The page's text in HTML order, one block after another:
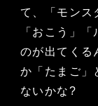
て、「モンス
「おこう」
のが出てくる
か「たまご」
ないかな?